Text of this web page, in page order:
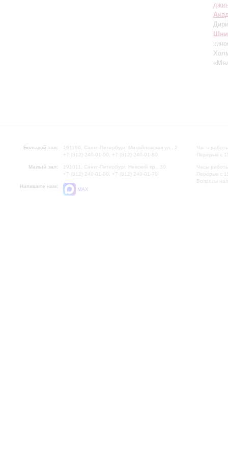
Большой зал:
191186, Санкт-Петербург, Михайловская ул., 2
+7 (812) 240-01-00, +7 (812) 240-01-80
Малый зал:
191011, Санкт-Петербург, Невский пр., 30
+7 (812) 240-01-00, +7 (812) 240-01-70
Напишите нам:
MAX
Часы
Перерыв с
Часы
Перерыв с
Вопросы